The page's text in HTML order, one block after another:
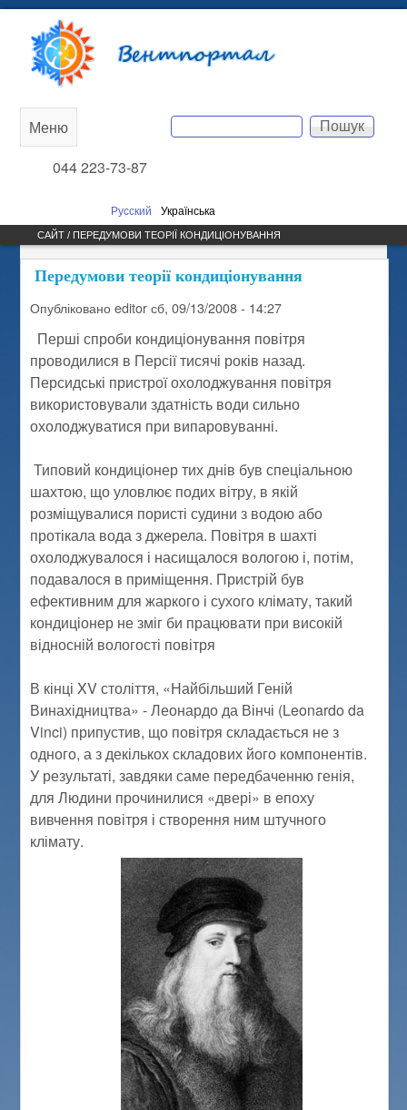
вмісту
Вентпортал
Пошукова форма
Пошук
044 223-73-87
Русский Українська
Main
menu
Меню
САЙТ / ПЕРЕДУМОВИ ТЕОРІЇ КОНДИЦІОНУВАННЯ
Передумови теорії кондиціонування
Опублікованоeditor сб, 09/13/2008 - 14:27
Перші спроби кондиціонування повітря
проводилися в Персії тисячі років назад.
Персидські пристрої охолоджування повітря
використовували здатність води сильно
охолоджуватися при випаровуванні.
Типовий кондиціонер тих днів був спеціальною
шахтою, що уловлює подих вітру, в якій
розміщувалися пористі судини з водою або
протікала вода з джерела. Повітря в шахті
охолоджувалося і насищалося вологою і, потім,
подавалося в приміщення. Пристрій був
ефективним для жаркого і сухого клімату, такий
кондиціонер не зміг би працювати при високій
відносній вологості повітря
В кінці XV століття, «Найбільший Геній
Винахідництва» - Леонардо да Вінчі (Leonardo da
Vinci) припустив, що повітря складається не з
одного, а з декількох складових його компонентів.
У результаті, завдяки саме передбаченню генія,
для Людини прочинилися «двері» в епоху
вивчення повітря і створення ним штучного
клімату.